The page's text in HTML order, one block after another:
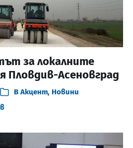
за локалните
Пловдив-Асеновград
В Акцент, Новини